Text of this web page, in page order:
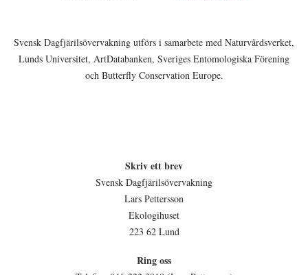
Svensk Dagfjärilsövervakning utförs i samarbete med Naturvårdsverket,
Lunds Universitet, ArtDatabanken, Sveriges Entomologiska Förening
och Butterfly Conservation Europe.
Skriv ett brev
Svensk Dagfjärilsövervakning
Lars Pettersson
Ekologihuset
223 62 Lund
Ring oss